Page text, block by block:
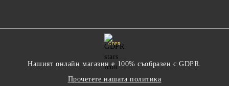
GDPR
Нашият онлайн магазин е 100% съобразен с GDPR.
Прочетете нашата политика